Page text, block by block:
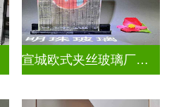
宣城欧式夹丝玻璃厂家在哪里